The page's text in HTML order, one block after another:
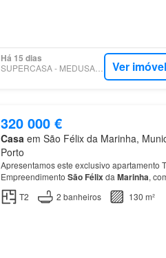
Há 15 dias
SUPERCASA - MEDUSA REAL ESTATE Ver imóvel
320 000 €
Casaem São Félix da Marinha,
Porto
Apresentamos este exclusivo apartamento
Empreendimento São Félixda Marinha,
T2
2 banheiros 130 m²